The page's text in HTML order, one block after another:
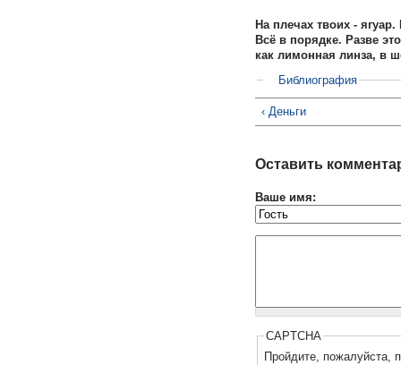
На плечах твоих - ягуар.
Всё в порядке. Разве
как лимонная линза, в
Библиография
‹ Деньги
Оставить
Ваше имя:
CAPTCHA
Пройдите, пожалуйста,